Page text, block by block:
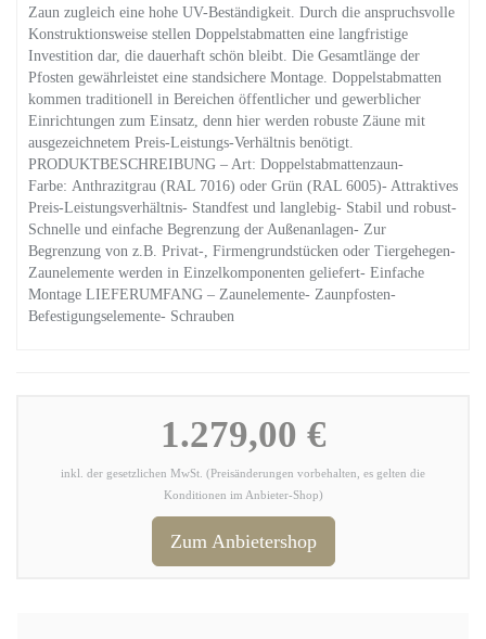
Zaun zugleich eine hohe UV-Beständigkeit. Durch die anspruchsvolle
Konstruktionsweise stellen Doppelstabmatten eine langfristige
Investition dar, die dauerhaft schön bleibt. Die Gesamtlänge der
Pfosten gewährleistet eine standsichere Montage. Doppelstabmatten
kommen traditionell in Bereichen öffentlicher und gewerblicher
Einrichtungen zum Einsatz, denn hier werden robuste Zäune mit
ausgezeichnetem Preis-Leistungs-Verhältnis benötigt.
PRODUKTBESCHREIBUNG – Art: Doppelstabmattenzaun-
Farbe: Anthrazitgrau (RAL 7016) oder Grün (RAL 6005)- Attraktives
Preis-Leistungsverhältnis- Standfest und langlebig- Stabil und robust-
Schnelle und einfache Begrenzung der Außenanlagen- Zur
Begrenzung von z.B. Privat-, Firmengrundstücken oder Tiergehegen-
Zaunelemente werden in Einzelkomponenten geliefert- Einfache
Montage LIEFERUMFANG – Zaunelemente- Zaunpfosten-
Befestigungselemente- Schrauben
1.279,00 €
inkl. der gesetzlichen MwSt. (Preisänderungen vorbehalten, es gelten die
Konditionen im Anbieter-Shop)
Zum Anbietershop